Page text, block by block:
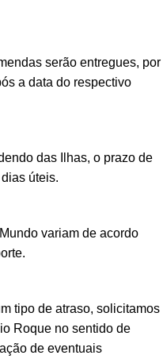
serão entregues, por
a data do respectivo
das Ilhas, o prazo de
úteis.
variam de acordo
tipo de atraso, solicitamos
Roque no sentido de
de eventuais